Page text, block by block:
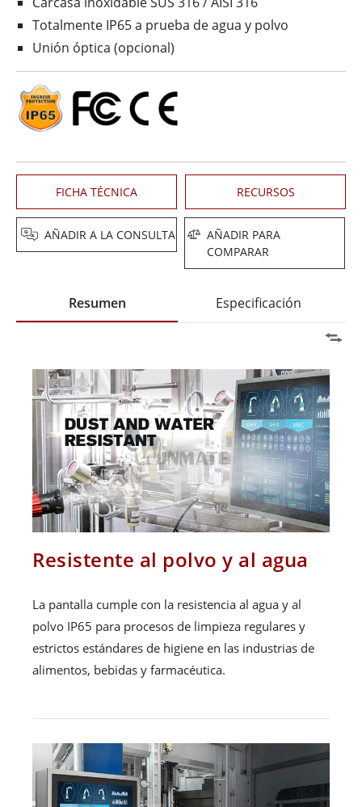
Totalmente IP65 a prueba de agua y polvo
Unión óptica (opcional)
FICHA TÉCNICA RECURSOS
AÑADIR A LA CONSULTA
AÑADIR PARA
COMPARAR
Resumen Especificación
Resistente al polvo y al agua
La pantalla cumple con la resistencia al agua y al
polvo IP65 para procesos de limpieza regulares y
estrictos estándares de higiene en las industrias de
alimentos, bebidas y farmacéutica.